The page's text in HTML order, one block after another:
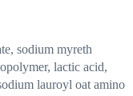
sodium myreth
lactic acid,
lauroyl oat amino